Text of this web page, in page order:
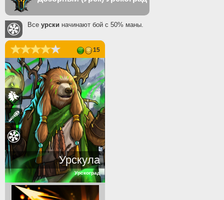
Все урски начинают бой с 50% маны.
15
Урскула
Урскоград